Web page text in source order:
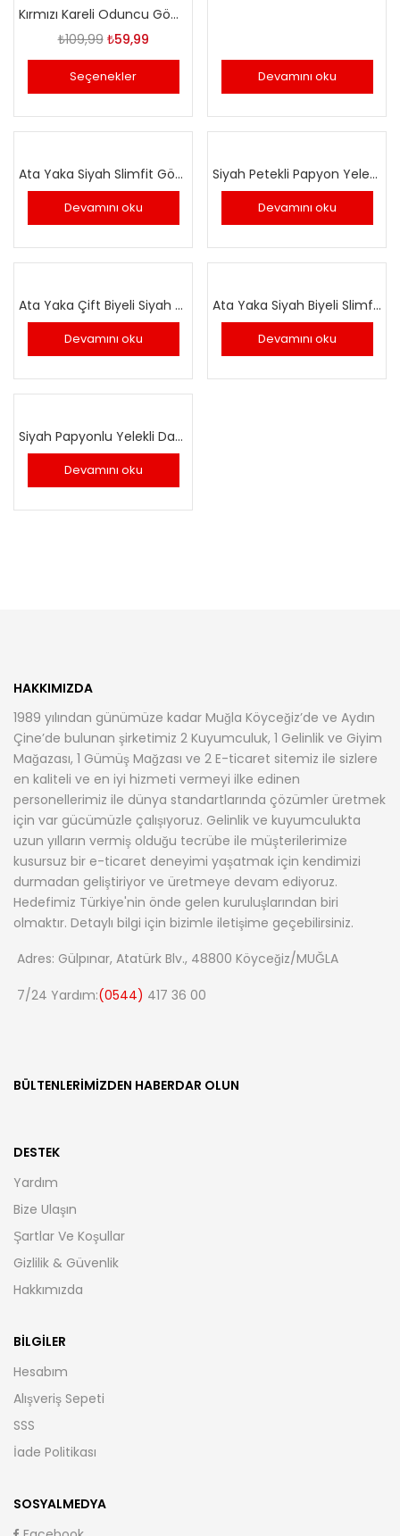
Kırmızı Kareli Oduncu Gömleği
₺109,99 Orijinal
fiyat:
₺109,99.
₺59,99Şu
andaki
Seçenekler Devamını oku
Ata Yaka Siyah Slimfit Gömlek
Devamını oku
Siyah Petekli Papyon Yelekli Damatlık
Devamını oku
Ata Yaka Çift Biyeli Siyah Düğmeli Slimfit Gömlek
Devamını oku
Ata Yaka Siyah Biyeli Slimfit Gömlek
Devamını oku
Siyah Papyonlu Yelekli Damatlık
Devamını oku
HAKKIMIZDA
1989 yılından günümüze kadar Muğla Köyceğiz’de ve Aydın
Çine’de bulunan şirketimiz 2 Kuyumculuk, 1 Gelinlik ve Giyim
Mağazası, 1 Gümüş Mağzası ve 2 E-ticaret sitemiz ile sizlere
en kaliteli ve en iyi hizmeti vermeyi ilke edinen
personellerimiz ile dünya standartlarında çözümler üretmek
için var gücümüzle çalışıyoruz. Gelinlik ve kuyumculukta
uzun yılların vermiş olduğu tecrübe ile müşterilerimize
kusursuz bir e-ticaret deneyimi yaşatmak için kendimizi
durmadan geliştiriyor ve üretmeye devam ediyoruz.
Hedefimiz Türkiye'nin önde gelen kuruluşlarından biri
olmaktır. Detaylı bilgi için bizimle iletişime geçebilirsiniz.
Adres: Gülpınar, Atatürk Blv., 48800 Köyceğiz/MUĞLA
7/24 Yardım:(0544) 417 36 00
BÜLTENLERIMIZDEN HABERDAR OLUN
DESTEK
Yardım
Bize Ulaşın
Şartlar Ve Koşullar
Gizlilik & Güvenlik
Hakkımızda
BILGILER
Hesabım
Alışveriş Sepeti
SSS
İade Politikası
SOSYALMEDYA